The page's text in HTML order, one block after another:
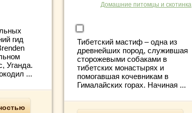
гид
Уганда.
...
Домашние питомцы и скотинка
Тибетский мастиф – одна из
древнейших пород, служившая
сторожевыми собаками в
тибетских монастырях и
помогавшая кочевникам в
Гималайских горах. Начиная ...